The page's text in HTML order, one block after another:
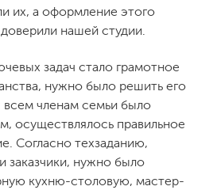
их, а оформление этого
нашей студии.
задач стало грамотное
нужно было решить его
членам семьи было
осуществлялось правильное
Согласно техзаданию,
заказчики, нужно было
кухню-столовую, мастер-